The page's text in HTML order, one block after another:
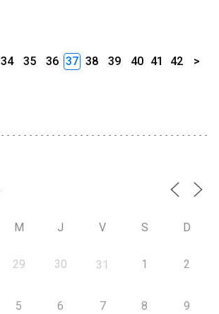
34 35 36 37 38 39 40 41 42 >
M J V S D
29 30 31 1 2
5 6 7 8 9